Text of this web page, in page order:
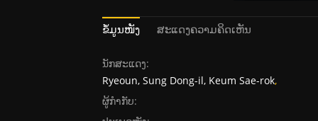
ຂໍ້ມູນໜັງ ສະແດງຄວາມຄິດເຫັນ
ນັກສະແດງ:
Ryeoun, Sung Dong-il, Keum Sae-rok,
ຜູ້ກໍາກັບ: